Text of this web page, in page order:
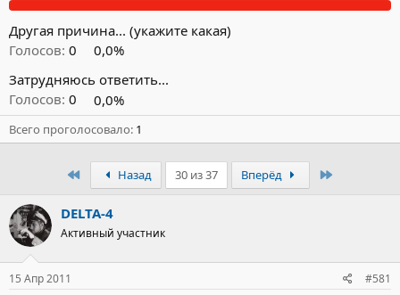
Другая причина... (укажите какая)
Голосов: 0
0,0%
Затрудняюсь ответить...
Голосов: 0 0,0%
Всего проголосовало 1
ПервыйНазад 30 из 37 Вперёд
DELTA-4
Активный участник
15 Апр 2011 #581